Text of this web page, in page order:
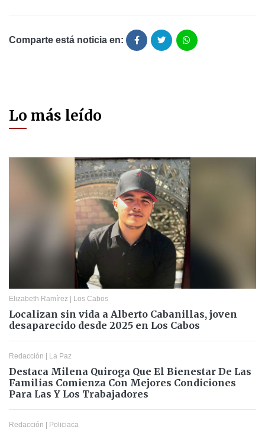
Comparte está noticia en:
Lo más leído
Elizabeth Ramírez | Los Cabos
Localizan sin vida a Alberto Cabanillas, joven
desaparecido desde 2025 en Los Cabos
Redacción | La Paz
Destaca Milena Quiroga Que El Bienestar De Las
Familias Comienza Con Mejores Condiciones
Para Las Y Los Trabajadores
Redacción | Policiaca